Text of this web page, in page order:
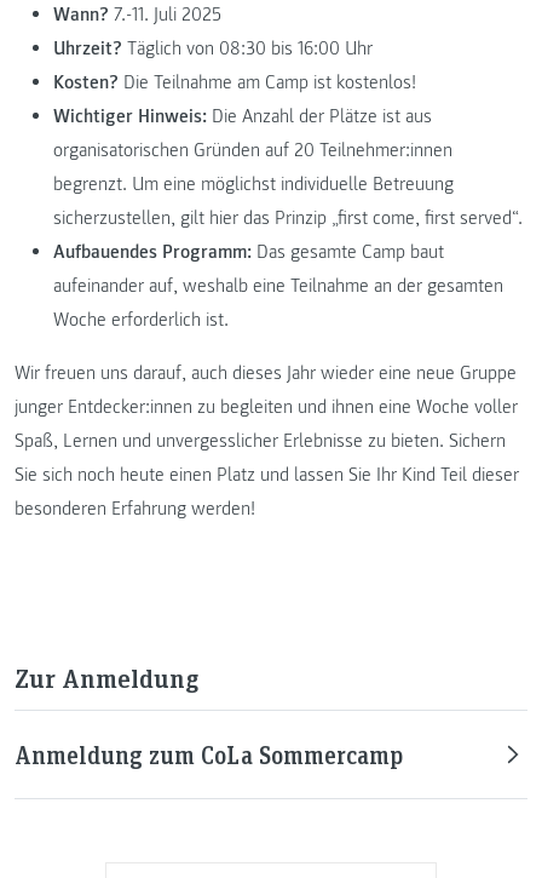
Wann? 7.-11. Juli 2025
Uhrzeit? Täglich von 08:30 bis 16:00 Uhr
Kosten? Die Teilnahme am Camp ist kostenlos!
Wichtiger Hinweis: Die Anzahl der Plätze ist aus
organisatorischen Gründen auf 20 Teilnehmer:innen
begrenzt. Um eine möglichst individuelle Betreuung
sicherzustellen, gilt hier das Prinzip „first come, first served“.
Aufbauendes Programm: Das gesamte Camp baut
aufeinander auf, weshalb eine Teilnahme an der gesamten
Woche erforderlich ist.
Wir freuen uns darauf, auch dieses Jahr wieder eine neue Gruppe
junger Entdecker:innen zu begleiten und ihnen eine Woche voller
Spaß, Lernen und unvergesslicher Erlebnisse zu bieten. Sichern
Sie sich noch heute einen Platz und lassen Sie Ihr Kind Teil dieser
besonderen Erfahrung werden!
Zur Anmeldung
Anmeldung zum CoLa Sommercamp